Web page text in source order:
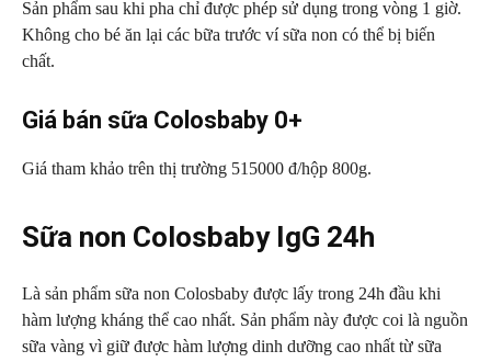
Sản phẩm sau khi pha chỉ được phép sử dụng trong vòng 1 giờ.
Không cho bé ăn lại các bữa trước ví sữa non có thể bị biến
chất.
Giá bán sữa Colosbaby 0+
Giá tham khảo trên thị trường 515000 đ/hộp 800g.
Sữa non Colosbaby IgG 24h
Là sản phẩm sữa non Colosbaby được lấy trong 24h đầu khi
hàm lượng kháng thể cao nhất. Sản phẩm này được coi là nguồn
sữa vàng vì giữ được hàm lượng dinh dưỡng cao nhất từ sữa